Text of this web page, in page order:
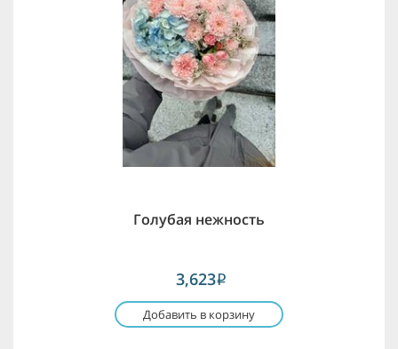
Голубая нежность
3,623i
Добавить в корзину